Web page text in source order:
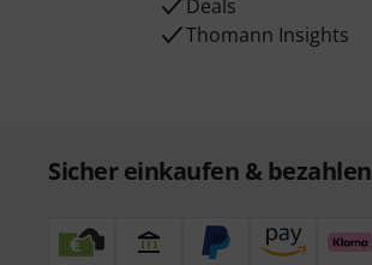
Deals
Thomann Insights
Sicher einkaufen & bezahlen